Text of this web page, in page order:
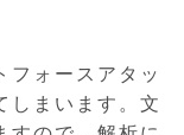
フォースアタッ
しまいます。文